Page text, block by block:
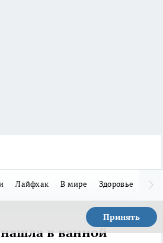
Лайфхак В мире Здоровье
Принять
в ванной